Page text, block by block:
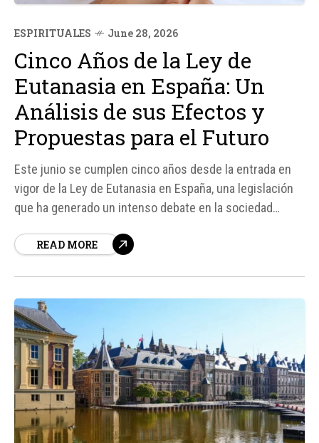
ESPIRITUALES June 28, 2026
Cinco Años de la Ley de
Eutanasia en España: Un
Análisis de sus Efectos y
Propuestas para el Futuro
Este junio se cumplen cinco años desde la entrada en
vigor de la Ley de Eutanasia en España, una legislación
que ha generado un intenso debate en la sociedad
Sanidad, desde su aprobación, se han registrado 1. 668
READ MORE